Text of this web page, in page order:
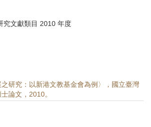
究文獻類目 2010 年度
之研究：以新港文教基金會為例〉，國立臺灣
論文，2010。